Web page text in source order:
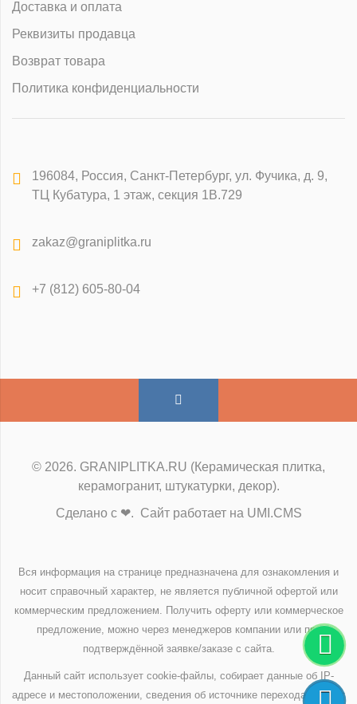
Доставка и оплата
Реквизиты продавца
Возврат товара
Политика конфиденциальности
196084, Россия, Санкт-Петербург, ул. Фучика, д. 9,
ТЦ Кубатура, 1 этаж, секция 1В.729
zakaz@graniplitka.ru
+7 (812) 605-80-04
© 2026. GRANIPLITKA.RU (Керамическая плитка,
керамогранит, штукатурки, декор).
Сделано с ❤. Сайт работает на UMI.CMS
Вся информация на странице предназначена для ознакомления и
носит справочный характер, не является публичной офертой или
коммерческим предложением. Получить оферту или коммерческое
предложение, можно через менеджеров компании или при
подтверждённой заявке/заказе с сайта.
Данный сайт использует cookie-файлы, собирает данные об IP-
адресе и местоположении, сведения об источнике перехода на сайт